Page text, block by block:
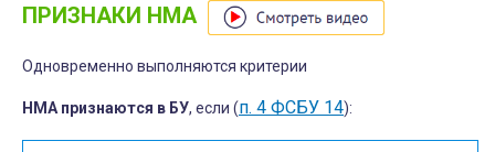
ПРИЗНАКИ НМА
Одновременно выполняются критерии
НМА признаются в БУ, если (п. 4 ФСБУ 14):